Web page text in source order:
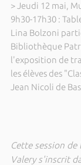
> Jeudi 12 mai,
9h30-17h30 :
Lina Bolzoni
Bibliothèque
l'exposition de
les élèves des
Jean Nicoli de
Cette session
Valery s'inscrit